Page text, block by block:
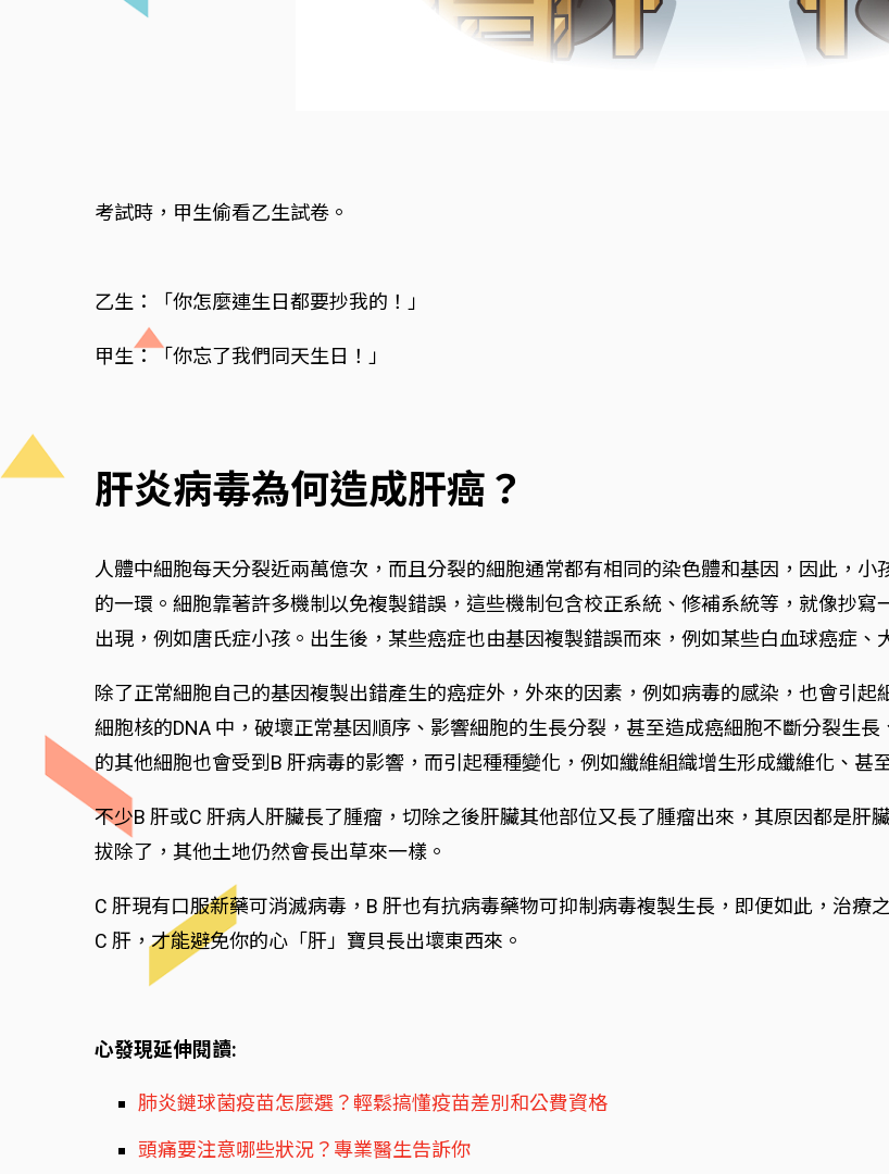
考試時，甲生偷看乙生試卷。
乙生：「你怎麼連生日都要抄我的！」
甲生：「你忘了我們同天生日！」
肝炎病毒為何造成肝癌？
人體中細胞每天分裂近兩萬億次，而且分裂的細胞通常都有相同的染色體和基因，因此，
的一環。細胞靠著許多機制以免複製錯誤，這些機制包含校正系統、修補系統等，就像抄
出現，例如唐氏症小孩。出生後，某些癌症也由基因複製錯誤而來，例如某些白血球癌症、
除了正常細胞自己的基因複製出錯產生的癌症外，外來的因素，例如病毒的感染，也會引
細胞核的DNA 中，破壞正常基因順序、影響細胞的生長分裂，甚至造成癌細胞不斷分裂生
的其他細胞也會受到B 肝病毒的影響，而引起種種變化，例如纖維組織增生形成纖維化、甚
不少B 肝或C 肝病人肝臟長了腫瘤，切除之後肝臟其他部位又長了腫瘤出來，其原因都是肝
拔除了，其他土地仍然會長出草來一樣。
C 肝現有口服新藥可消滅病毒，B 肝也有抗病毒藥物可抑制病毒複製生長，即便如此，治療
C 肝，才能避免你的心「肝」寶貝長出壞東西來。
心發現延伸閱讀:
肺炎鏈球菌疫苗怎麼選？輕鬆搞懂疫苗差別和公費資格
頭痛要注意哪些狀況？專業醫生告訴你